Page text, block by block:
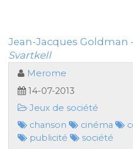
Jean-Jacques Goldman
Svartkell
Merome
14-07-2013
Jeux de société
chanson
cinéma
publicité
société